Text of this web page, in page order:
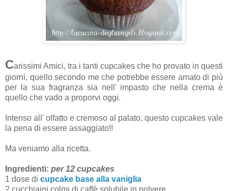
Carissimi Amici, tra i tanti cupcakes che ho provato in questi
giorni, quello secondo me che potrebbe essere amato di più
per la sua fragranza sia nell' impasto che nella crema è
quello che vado a proporvi oggi.
Intenso all' olfatto e cremoso al palato, questo cupcakes vale
la pena di essere assaggiato!!
Ma veniamo alla ricetta.
Ingredienti: per 12 cupcakes
1 dose di cupcake base alla vaniglia